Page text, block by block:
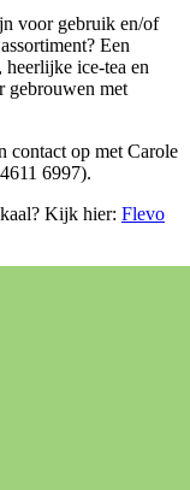
voor gebruik en/of
Een
heerlijke ice-tea en
gebrouwen met
contact op met Carole
6997).
Kijk hier: Flevo